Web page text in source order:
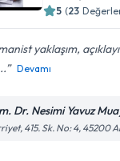
5 (23
yaklaşım,
Devamı
Dr. Nesimi Yavuz
415. Sk. No: 4, 45200